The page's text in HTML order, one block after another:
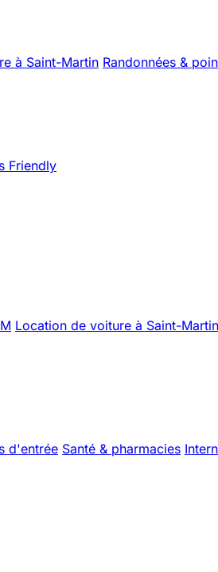
à Saint-Martin Randonnées &
Friendly
Location de voiture à Saint-Martin
d'entrée Santé & pharmacies